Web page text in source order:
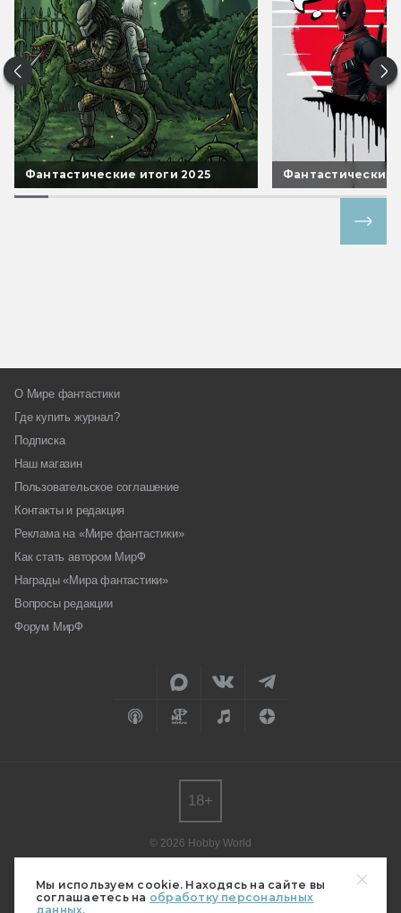
Мы используем cookie. Находясь на сайте вы
соглашаетесь на обработку персональных
данных.
Фантастические итоги 2025 Фантастические
О Мире фантастики
Где купить журнал?
Подписка
Наш магазин
Пользовательское соглашение
Контакты и редакция
Реклама на «Мире фантастики»
Как стать автором МирФ
Награды «Мира фантастики»
Вопросы редакции
Форум МирФ
© 2026 Hobby World
редакции.
Мнение авторов может не совпадать с мнением редакции.
18+